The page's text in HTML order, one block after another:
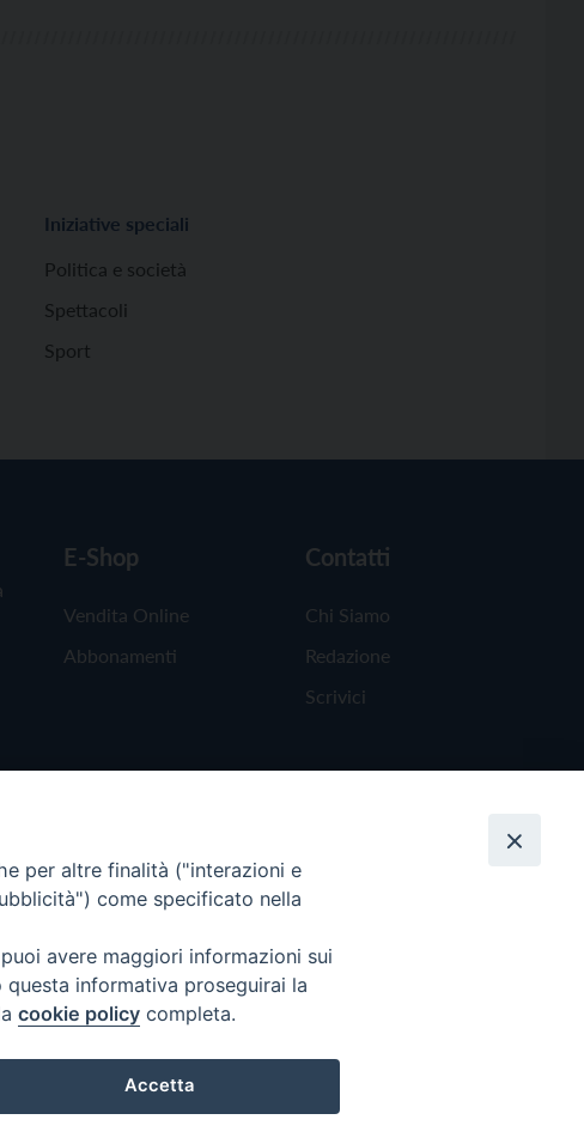
Iniziative speciali
Politica e società
Spettacoli
Sport
E-Shop
Vendita Online
Abbonamenti
Contatti
Chi Siamo
Redazione
Scrivici
per altre finalità ("interazioni e
come specificato nella
avere maggiori informazioni sui
informativa proseguirai la
cookie policy completa.
Accetta